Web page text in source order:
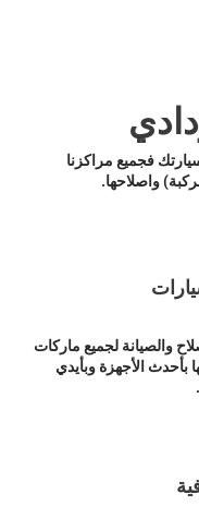
فجميع مراكزنا
واصلاحها.
والصيانة لجميع ماركات
بأحدث الأجهزة وبأيدي